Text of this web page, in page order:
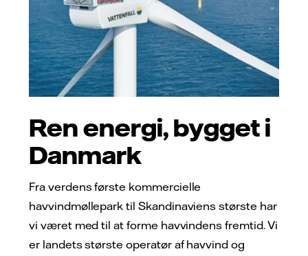
Ren energi, bygget i
Danmark
Fra verdens første kommercielle
havvindmøllepark til Skandinaviens største har
vi været med til at forme havvindens fremtid. Vi
er landets største operatør af havvind og